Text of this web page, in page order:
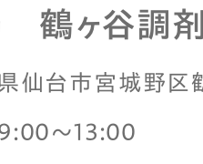
鶴ヶ谷調
仙台市宮城野区
～13:00